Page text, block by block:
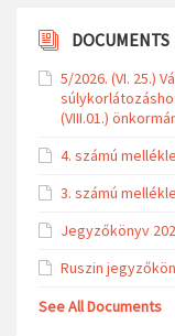
DOCUMENTS
5/2026. (VI. 25.)
(VIII.01.)
4. számú
3. számú
Jegyzőkönyv
Ruszin
See All Documents